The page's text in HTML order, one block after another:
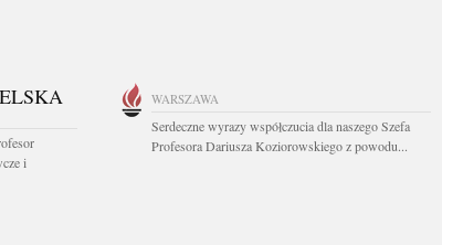
i
WARSZAWA
Serdeczne wyrazy współczucia dla naszego Szefa
Profesora Dariusza Koziorowskiego z powodu...